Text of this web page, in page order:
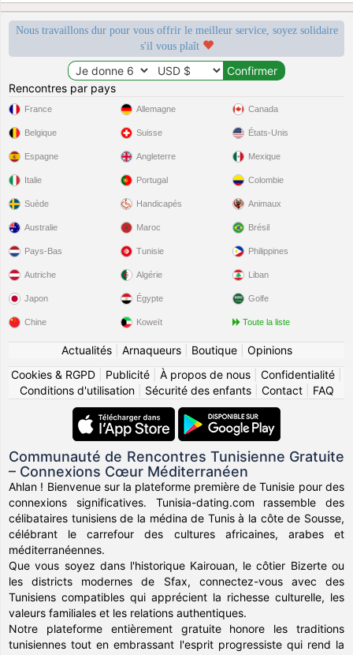
Nous travaillons dur pour vous offrir le meilleur service, soyez solidaire
s'il vous plaît
Rencontres par pays
France
Belgique
Espagne
Italie
Suède
Allemagne
Suisse
Angleterre
Portugal
Handicapés
Canada
États-Unis
Mexique
Colombie
Animaux
Australie
Pays-Bas
Autriche
Japon
Chine
Maroc
Tunisie
Algérie
Égypte
Koweït
Brésil
Philippines
Liban
Golfe
Toute la liste
Actualités| Arnaqueurs| Boutique| Opinions
Cookies & RGPD
Publicité À propos de nous Confidentialité
Conditions d'utilisation| Sécurité des enfants| Contact| FAQ
Communauté de Rencontres Tunisienne Gratuite
– Connexions Cœur Méditerranéen
Ahlan ! Bienvenue sur la plateforme première de Tunisie pour des
connexions significatives. Tunisia-dating.com rassemble des
célibataires tunisiens de la médina de Tunis à la côte de Sousse,
célébrant le carrefour des cultures africaines, arabes et
méditerranéennes.
Que vous soyez dans l'historique Kairouan, le côtier Bizerte ou
les districts modernes de Sfax, connectez-vous avec des
Tunisiens compatibles qui apprécient la richesse culturelle, les
valeurs familiales et les relations authentiques.
Notre plateforme entièrement gratuite honore les traditions
tunisiennes tout en embrassant l'esprit progressiste qui rend la